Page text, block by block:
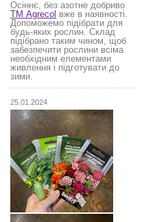
Осіннє, без азотне добриво
ТМ Agrecol вже в наявності.
Допоможемо підібрати для
будь-яких рослин. Склад
підібрано таким чином, щоб
забезпечити рослини всіма
необхідним елементами
живлення і підготувати до
зими.
25.01.2024